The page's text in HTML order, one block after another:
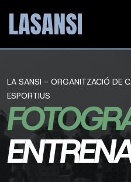
LA SANSI - ORGANITZACIÓ DE
ESPORTIUS